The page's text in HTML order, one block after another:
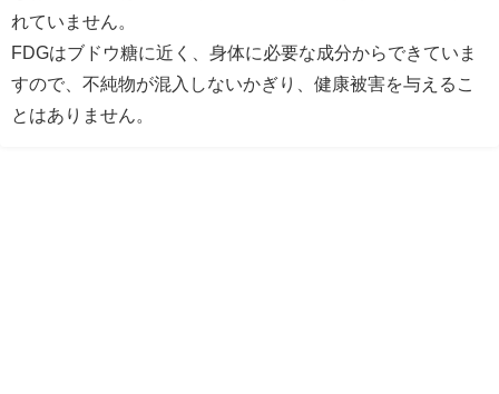
れていません。
FDGはブドウ糖に近く、身体に必要な成分からできていま
すので、不純物が混入しないかぎり、健康被害を与えるこ
とはありません。